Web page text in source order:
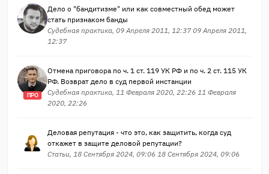
Дело о "бандитизме" или как совместный обед может
стать признаком банды
Судебная практика, 09 Апреля 2011, 12:37 09 Апреля 2011,
12:37
ПРО
Отмена приговора по ч. 1 ст. 119 УК РФ и по ч. 2 ст. 115 УК
РФ. Возврат дело в суд первой инстанции
Судебная практика, 11 Февраля 2020, 22:26 11 Февраля
2020, 22:26
Деловая репутация - что это, как защитить, когда суд
откажет в защите деловой репутации?
Статьи, 18 Сентября 2024, 09:06 18 Сентября 2024, 09:06